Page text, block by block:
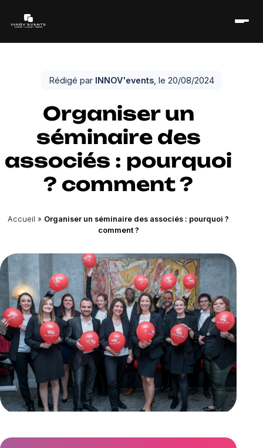
Rédigé par INNOV'events, le 20/08/2024
Organiser un
séminaire des
associés : pourquoi
? comment ?
Accueil » Organiser un séminaire des associés : pourquoi ?
comment ?